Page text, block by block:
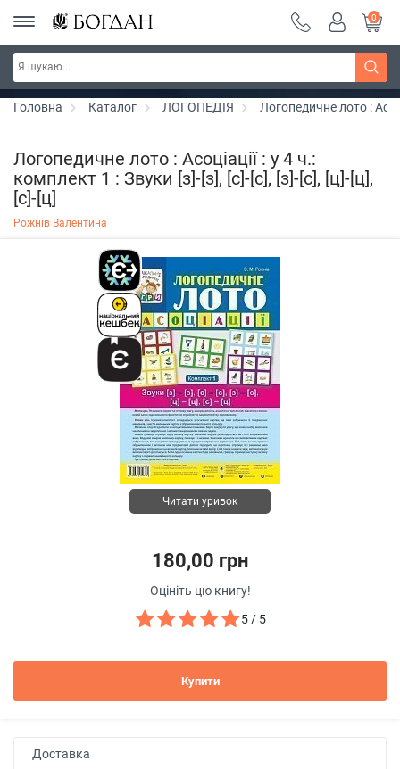
РОЗПРОДАЖ ~ 150 грн ~ 200 грн ~ 250 грн ~
300 грн ~ РОЗПРОДАЖ
Дізнатись більше
0
Головна Каталог ЛОГОПЕДІЯ Логопедичне лото :
Логопедичне лото : Асоціації : у 4 ч.:
комплект 1 : Звуки [з]-[з], [с]-[с], [з]-[с], [ц]-[ц],
[с]-[ц]
Рожнів Валентина
Читати уривок
180,00 грн
Оцініть цю книгу!
5 / 5
Купити
Доставка